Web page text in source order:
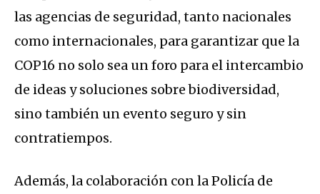
las agencias de seguridad, tanto nacionales
como internacionales, para garantizar que la
COP16 no solo sea un foro para el intercambio
de ideas y soluciones sobre biodiversidad,
sino también un evento seguro y sin
contratiempos.
Además, la colaboración con la Policía de